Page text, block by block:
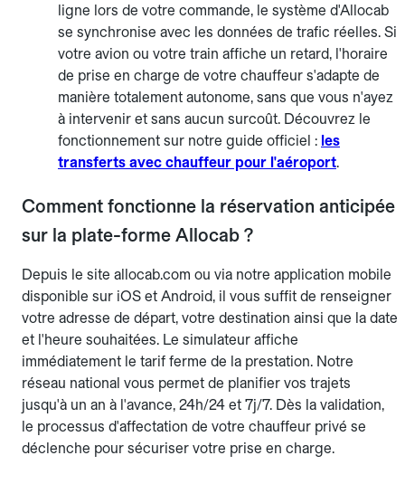
ligne lors de votre commande, le système d'Allocab
se synchronise avec les données de trafic réelles. Si
votre avion ou votre train affiche un retard, l'horaire
de prise en charge de votre chauffeur s'adapte de
manière totalement autonome, sans que vous n'ayez
à intervenir et sans aucun surcoût. Découvrez le
fonctionnement sur notre guide officiel : les
transferts avec chauffeur pour l'aéroport.
Comment fonctionne la réservation anticipée
sur la plate-forme Allocab ?
Depuis le site allocab.com ou via notre application mobile
disponible sur iOS et Android, il vous suffit de renseigner
votre adresse de départ, votre destination ainsi que la date
et l'heure souhaitées. Le simulateur affiche
immédiatement le tarif ferme de la prestation. Notre
réseau national vous permet de planifier vos trajets
jusqu'à un an à l'avance, 24h/24 et 7j/7. Dès la validation,
le processus d'affectation de votre chauffeur privé se
déclenche pour sécuriser votre prise en charge.